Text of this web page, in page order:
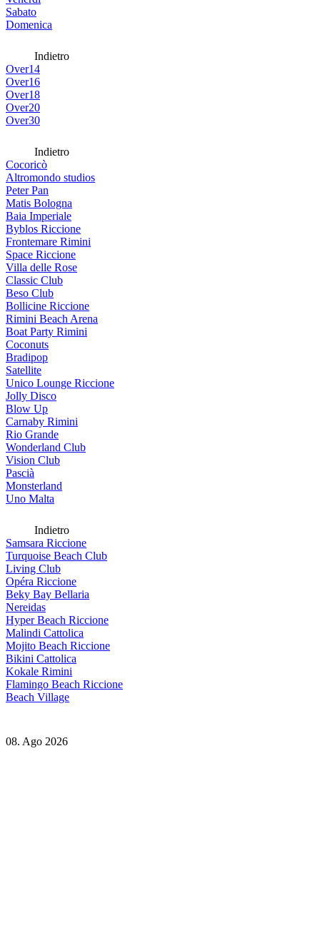
Sabato
Domenica
Indietro
Over14
Over16
Over18
Over20
Over30
Indietro
Cocoricò
Altromondo studios
Peter Pan
Matis Bologna
Baia Imperiale
Byblos Riccione
Frontemare Rimini
Space Riccione
Villa delle Rose
Classic Club
Beso Club
Bollicine Riccione
Rimini Beach Arena
Boat Party Rimini
Coconuts
Bradipop
Satellite
Unico Lounge Riccione
Jolly Disco
Blow Up
Carnaby Rimini
Rio Grande
Wonderland Club
Vision Club
Pascià
Monsterland
Uno Malta
Indietro
Samsara Riccione
Turquoise Beach Club
Living Club
Opéra Riccione
Beky Bay Bellaria
Nereidas
Hyper Beach Riccione
Malindi Cattolica
Mojito Beach Riccione
Bikini Cattolica
Kokale Rimini
Flamingo Beach Riccione
Beach Village
08. Ago 2026